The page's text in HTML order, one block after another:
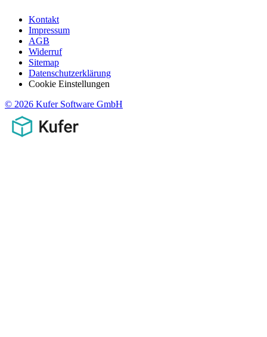
Kontakt
Impressum
AGB
Widerruf
Sitemap
Datenschutzerklärung
Cookie Einstellungen
© 2026 Kufer Software GmbH